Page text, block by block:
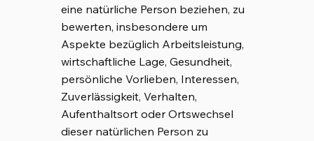
eine natürliche Person beziehen, zu
bewerten, insbesondere um
Aspekte bezüglich Arbeitsleistung,
wirtschaftliche Lage, Gesundheit,
persönliche Vorlieben, Interessen,
Zuverlässigkeit, Verhalten,
Aufenthaltsort oder Ortswechsel
dieser natürlichen Person zu